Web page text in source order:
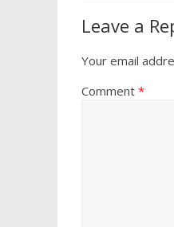
o
k
Leave a
Your email
Comment *